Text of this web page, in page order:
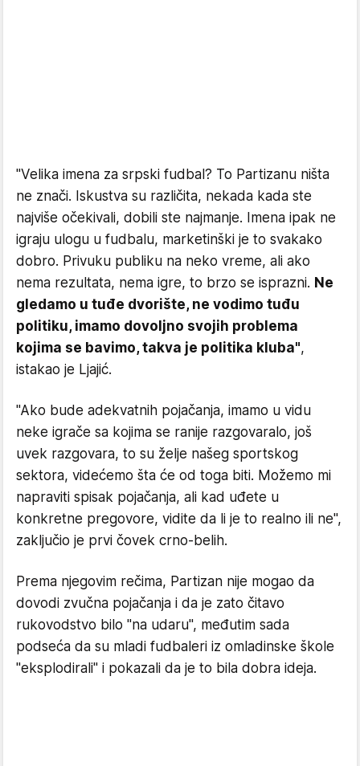
"Velika imena za srpski fudbal? To Partizanu ništa
ne znači. Iskustva su različita, nekada kada ste
najviše očekivali, dobili ste najmanje. Imena ipak ne
igraju ulogu u fudbalu, marketinški je to svakako
dobro. Privuku publiku na neko vreme, ali ako
nema rezultata, nema igre, to brzo se isprazni. Ne
gledamo u tuđe dvorište, ne vodimo tuđu
politiku, imamo dovoljno svojih problema
kojima se bavimo, takva je politika kluba",
istakao je Ljajić.
"Ako bude adekvatnih pojačanja, imamo u vidu
neke igrače sa kojima se ranije razgovaralo, još
uvek razgovara, to su želje našeg sportskog
sektora, videćemo šta će od toga biti. Možemo mi
napraviti spisak pojačanja, ali kad uđete u
konkretne pregovore, vidite da li je to realno ili ne",
zaključio je prvi čovek crno-belih.
Prema njegovim rečima, Partizan nije mogao da
dovodi zvučna pojačanja i da je zato čitavo
rukovodstvo bilo "na udaru", međutim sada
podseća da su mladi fudbaleri iz omladinske škole
"eksplodirali" i pokazali da je to bila dobra ideja.